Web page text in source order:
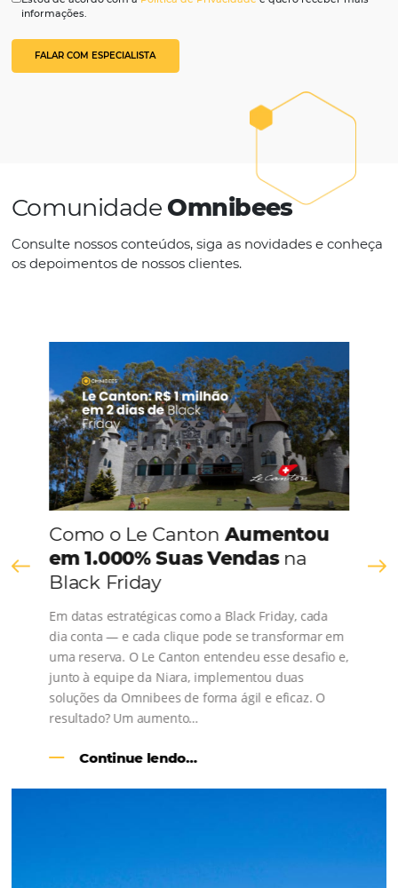
Disponibilizamos uma plataforma
completa e integrada, desde
ferramentas de análise de dados e de
mercado para auxiliar nas tomadas
decisão e ações estratégicas, vendas
diretas, integrações e soluções de
pagamentos.
+55
Estou de acordo com aPolítica de Privacidade